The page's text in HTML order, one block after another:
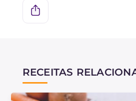
RECEITAS